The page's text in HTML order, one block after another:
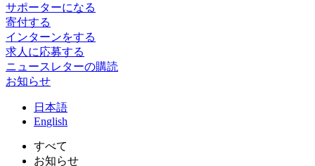
サポーターになる
寄付する
インターンをする
求人に応募する
ニュースレターの購読
お知らせ
日 本語
English
すべて
お知らせ